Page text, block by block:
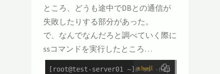
ところ、どうも途中でDBとの通信が
失敗したりする部分があった。
で、なんでなんだろと調べていく際に
ssコマンドを実行したところ…
shell
[root@test-server01 ~]# ss -nap | grep